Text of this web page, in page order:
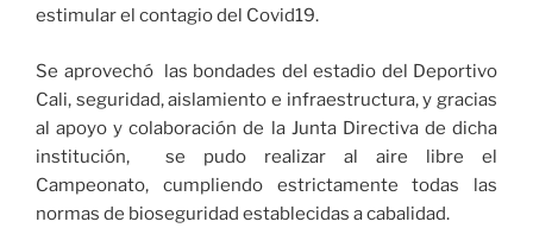
estimular el contagio del Covid19.
Se aprovechó las bondades del estadio del Deportivo
Cali, seguridad, aislamiento e infraestructura, y gracias
al apoyo y colaboración de la Junta Directiva de dicha
institución, se pudo realizar al aire libre el
Campeonato, cumpliendo estrictamente todas las
normas de bioseguridad establecidas a cabalidad.